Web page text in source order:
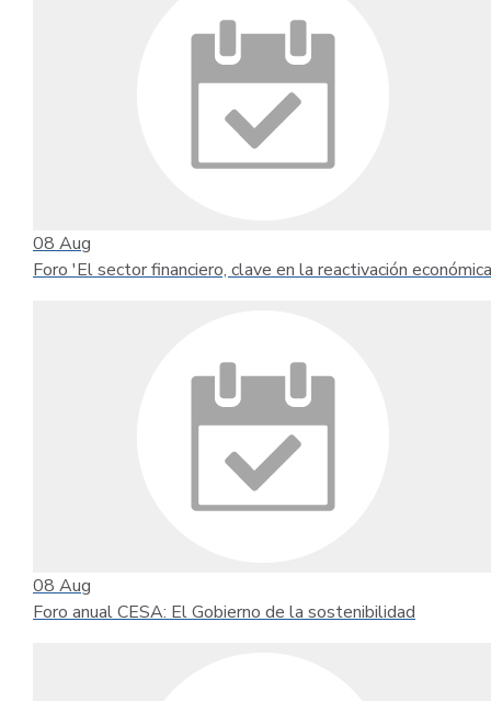
08 Aug
Foro 'El sector financiero, clave en la reactivación
08 Aug
Foro anual CESA: El Gobierno de la sostenibilidad